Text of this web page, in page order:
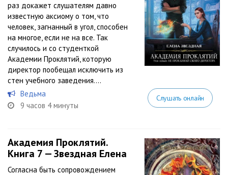
раз докажет слушателям давно
известную аксиому о том, что
человек, загнанный в угол, способен
на многое, если не на все. Так
случилось и со студенткой
Академии Проклятий, которую
директор пообещал исключить из
стен учебного заведения....
Ведьма
9 часов 4 минуты
Слушать онлайн
Академия Проклятий.
Книга 7 — Звездная Елена
Согласна быть сопровождением